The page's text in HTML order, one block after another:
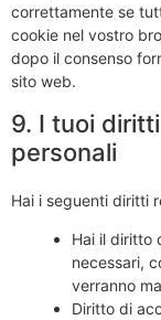
correttamente se
cookie nel vostro
dopo il consenso
sito web.
9. I tuoi
personali
Hai i seguenti diritti
Hai il diritto
necessari,
verranno
Diritto di